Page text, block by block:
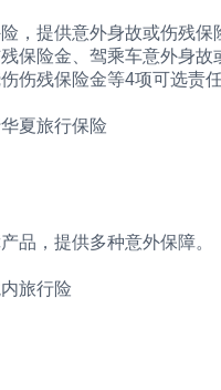
，提供意外身故或伤残保
保险金、驾乘车意外身故
伤残保险金等4项可选责任
夏旅行保险
品，提供多种意外保障。
旅行险